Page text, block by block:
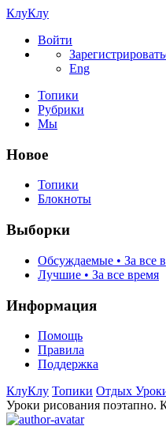
КлуКлу
Войти
Eng
Топики
Рубрики
Мы
Новое
Топики
Блокноты
Выборки
Обсуждаемые • За все
Лучшие • За все время
Информация
Помощь
Правила
Поддержка
КлуКлу Топики Отдых
Уроки рисования поэтапно.